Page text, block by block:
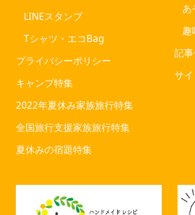
LINEスタンプ
Tシャツ・エコBag
プライバシーポリシー
キャンプ特集
2022年夏休み家族旅行特集
全国旅行支援家族旅行特集
夏休みの宿題特集
あ
趣
記
サ